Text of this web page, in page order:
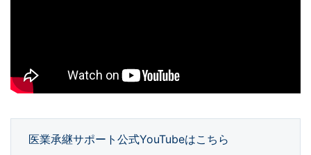
医業承継サポート公式YouTubeはこちら